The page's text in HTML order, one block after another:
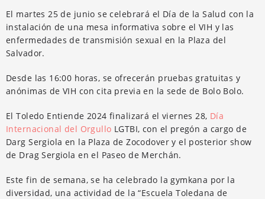
El martes 25 de junio se celebrará el Día de la Salud con la
instalación de una mesa informativa sobre el VIH y las
enfermedades de transmisión sexual en la Plaza del
Salvador.
Desde las 16:00 horas, se ofrecerán pruebas gratuitas y
anónimas de VIH con cita previa en la sede de Bolo Bolo.
El Toledo Entiende 2024 finalizará el viernes 28, Día
Internacional del Orgullo LGTBI, con el pregón a cargo de
Darg Sergiola en la Plaza de Zocodover y el posterior show
de Drag Sergiola en el Paseo de Merchán.
Este fin de semana, se ha celebrado la gymkana por la
diversidad, una actividad de la “Escuela Toledana de